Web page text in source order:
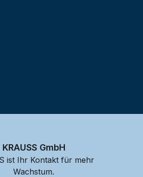
KRAUSS GmbH
ist Ihr Kontakt für mehr
Wachstum.